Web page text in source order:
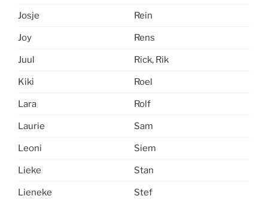
Josje Rein
Joy Rens
Juul Rick, Rik
Kiki Roel
Lara Rolf
Laurie Sam
Leoni Siem
Lieke Stan
Lieneke Stef